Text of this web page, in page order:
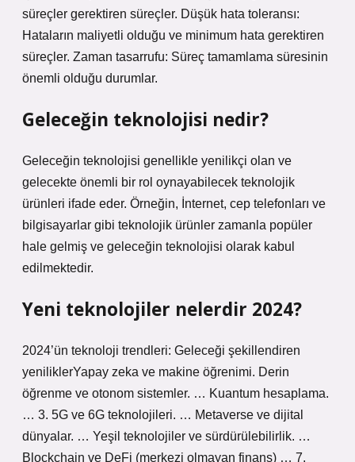
süreçler gerektiren süreçler. Düşük hata toleransı:
Hataların maliyetli olduğu ve minimum hata gerektiren
süreçler. Zaman tasarrufu: Süreç tamamlama süresinin
önemli olduğu durumlar.
Geleceğin teknolojisi nedir?
Geleceğin teknolojisi genellikle yenilikçi olan ve
gelecekte önemli bir rol oynayabilecek teknolojik
ürünleri ifade eder. Örneğin, İnternet, cep telefonları ve
bilgisayarlar gibi teknolojik ürünler zamanla popüler
hale gelmiş ve geleceğin teknolojisi olarak kabul
edilmektedir.
Yeni teknolojiler nelerdir 2024?
2024’ün teknoloji trendleri: Geleceği şekillendiren
yeniliklerYapay zeka ve makine öğrenimi. Derin
öğrenme ve otonom sistemler. … Kuantum hesaplama.
… 3. 5G ve 6G teknolojileri. … Metaverse ve dijital
dünyalar. … Yeşil teknolojiler ve sürdürülebilirlik. …
Blockchain ve DeFi (merkezi olmayan finans) … 7.